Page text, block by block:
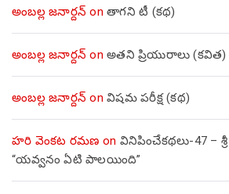
అంబల్ల జనార్దన్ on తాగని టీ (కథ)
అంబల్ల జనార్దన్ on అతని ప్రియురాలు (కవిత)
అంబల్ల జనార్దన్ on విషమ పరీక్ష (క‌థ‌)
హరి వెంకట రమణ on వినిపించేకథలు-47 –
“యవ్వనం ఏటి పాలయింది”